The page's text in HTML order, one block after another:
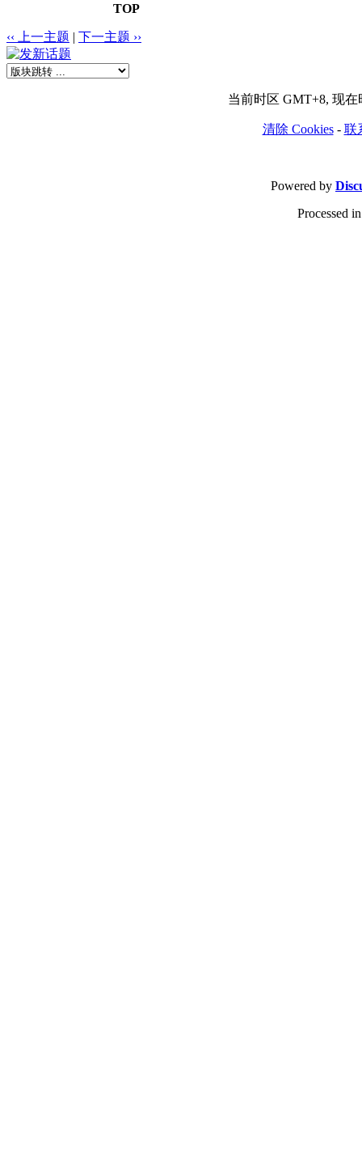
TOP
‹‹ 上一主题 | 下一主题 ››
当前时区 GMT+8, 现在
清除 Cookies- 联
Powered by
Processed